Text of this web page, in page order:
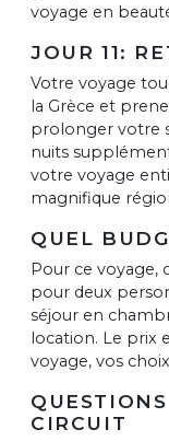
voyage en
JOUR 11:
Votre voyage
la Grèce et
prolonger votre
nuits
votre voyage
magnifique
QUEL
Pour ce voyage,
pour deux
séjour en
location. Le prix
voyage, vos
CIRCUIT